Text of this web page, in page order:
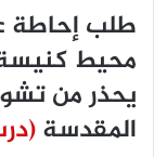
طلب إحاطة
محيط كنيسة
يحذر من
المقدسة